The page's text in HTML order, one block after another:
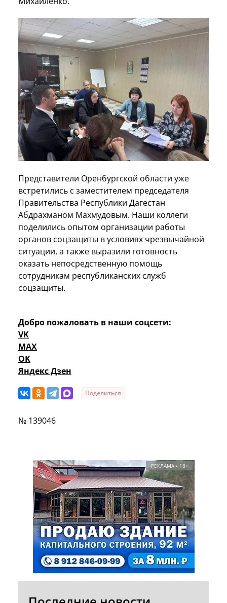
Представители Оренбургской области уже
встретились с заместителем председателя
Правительства Республики Дагестан
Абдрахманом Махмудовым. Наши коллеги
поделились опытом организации работы
органов соцзащиты в условиях чрезвычайной
ситуации, а также выразили готовность
оказать непосредственную помощь
сотрудникам республиканских служб
соцзащиты.
Добро пожаловать в наши соцсети:
VK
MAX
OK
Яндекс Дзен
Поделиться
№ 139046
РЕКЛАМА • 18+